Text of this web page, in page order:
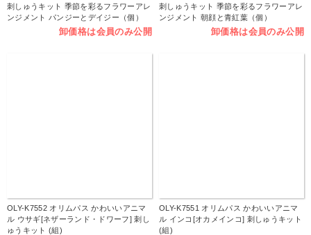
刺しゅうキット 季節を彩るフラワーアレ
ンジメント パンジーとデイジー（個）
卸価格は会員のみ公開
刺しゅうキット 季節を彩るフラワーアレ
ンジメント 朝顔と青紅葉（個）
卸価格は会員のみ公開
OLY-K7552 オリムパス かわいいアニマ
ル ウサギ[ネザーランド・ドワーフ] 刺し
ゅうキット (組)
OLY-K7551 オリムパス かわいいアニマ
ル インコ[オカメインコ] 刺しゅうキット
(組)